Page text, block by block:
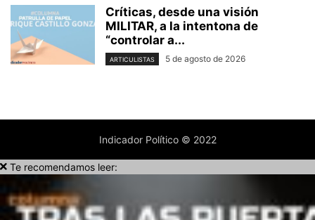
Críticas, desde una visión
MILITAR, a la intentona de
“controlar a...
ARTICULISTAS 5 de agosto de 2026
Indicador Político © 2022
Te recomendamos leer: